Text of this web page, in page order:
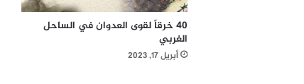
40 خرقاً لقوى العدوان في الساحل
الغربي
أبريل 17, 2023